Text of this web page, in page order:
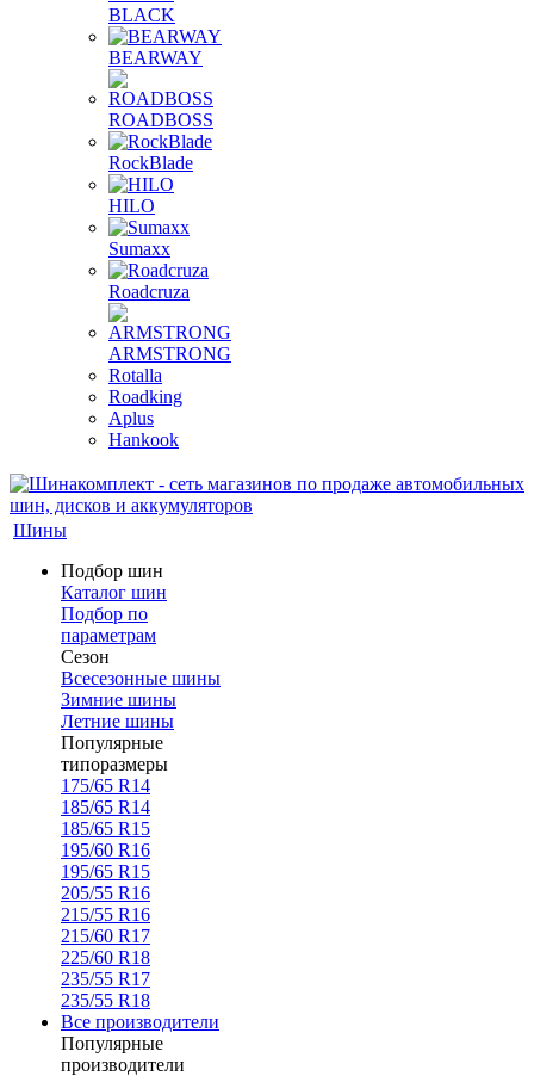
BLACK
BEARWAY
ROADBOSS
RockBlade
HILO
Sumaxx
Roadcruza
ARMSTRONG
Rotalla
Roadking
Aplus
Hankook
Шины
Подбор шин
Каталог шин
Подбор по
параметрам
Сезон
Всесезонные шины
Зимние шины
Летние шины
Популярные
типоразмеры
175/65 R14
185/65 R14
185/65 R15
195/60 R16
195/65 R15
205/55 R16
215/55 R16
215/60 R17
225/60 R18
235/55 R17
235/55 R18
Все производители
Популярные
производители